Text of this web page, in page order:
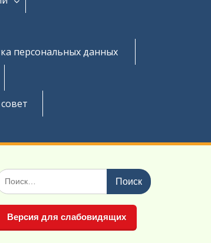
персональных данных
Версия для слабовидящих